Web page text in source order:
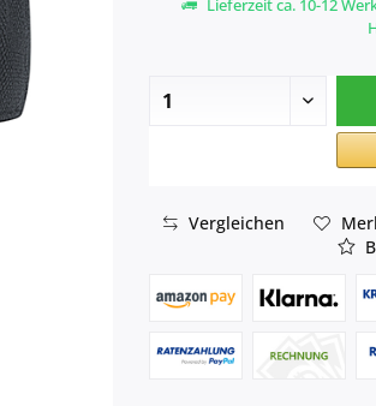
Lieferzeit ca. 10-12
Vergleichen